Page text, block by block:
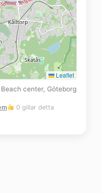
Leaflet
center, Göteborg
0 gillar detta